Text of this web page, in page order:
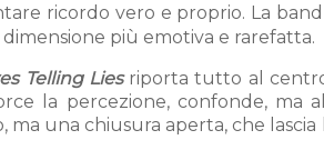
ricordo vero e proprio. La
più emotiva e rarefatta.
Telling Liesriporta tutto al centro
la percezione, confonde, ma
una chiusura aperta, che lascia